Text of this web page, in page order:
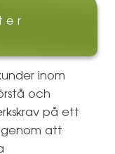
inom
och
på ett
att